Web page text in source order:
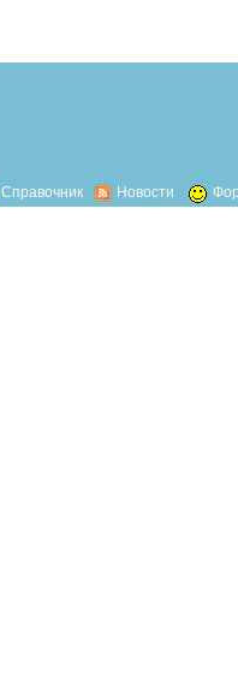
Справочник Новости